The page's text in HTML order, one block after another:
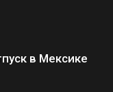
в Мексике